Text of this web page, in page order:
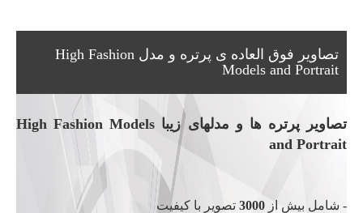
تصاویر فوق العاده ی پرتره و مدل High Fashion
Models and Portrait
تصاویر پرتره ها و مدلهای زیبا High Fashion Models
and Portrait
- شامل بیش از 3000 تصویر با کیفیت